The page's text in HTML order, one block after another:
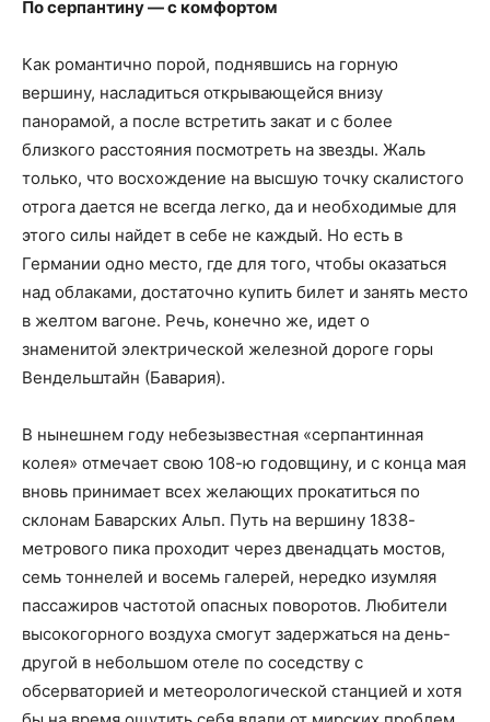
По серпантину — с комфортом
Как романтично порой, поднявшись на горную
вершину, насладиться открывающейся внизу
панорамой, а после встретить закат и с более
близкого расстояния посмотреть на звезды. Жаль
только, что восхождение на высшую точку скалистого
отрога дается не всегда легко, да и необходимые для
этого силы найдет в себе не каждый. Но есть в
Германии одно место, где для того, чтобы оказаться
над облаками, достаточно купить билет и занять место
в желтом вагоне. Речь, конечно же, идет о
знаменитой электрической железной дороге горы
Вендельштайн (Бавария).
В нынешнем году небезызвестная «серпантинная
колея» отмечает свою 108-ю годовщину, и с конца мая
вновь принимает всех желающих прокатиться по
склонам Баварских Альп. Путь на вершину 1838-
метрового пика проходит через двенадцать мостов,
семь тоннелей и восемь галерей, нередко изумляя
пассажиров частотой опасных поворотов. Любители
высокогорного воздуха смогут задержаться на день-
другой в небольшом отеле по соседству с
обсерваторией и метеорологической станцией и хотя